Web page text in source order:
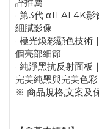
· 第3代 α11 AI 4K
細膩影像
· 極光煥彩顯色技
個亮部細節
· 純淨黑抗反射面
完美純黑與完美色彩
※ 商品規格,文案及